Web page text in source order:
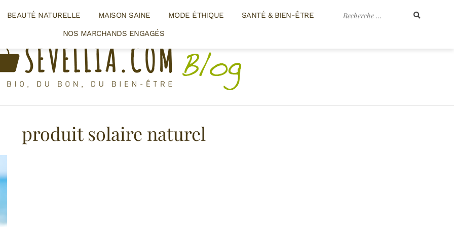
Recherche
BEAUTÉ NATURELLE MAISON SAINE MODE ÉTHIQUE
SANTÉ & BIEN-ÊTRE
NOS MARCHANDS ENGAGÉS
produit solaire naturel